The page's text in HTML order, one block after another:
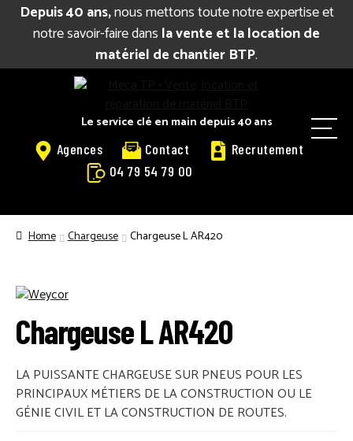
Depuis 40 ans,nous mettons toute notre expertise et
notre savoir-faire dans la vente et la location de
matériel de chantier BTP.
navigation
Le service clé en main depuis 40 ans
Agences Contact
Recrutement
04 79 54 79 00
M
BIENVENUE
VENTE
RÉPARATION
ACTUALITÉS
Home Chargeuse Chargeuse L AR420
Chargeuse L AR420
LA PUISSANTE CHARGEUSE SUR PNEUS POUR LES
PRINCIPAUX MÉTIERS DE LA CONSTRUCTION OU LE
GÉNIE CIVIL ET LA CONSTRUCTION DE ROUTES.